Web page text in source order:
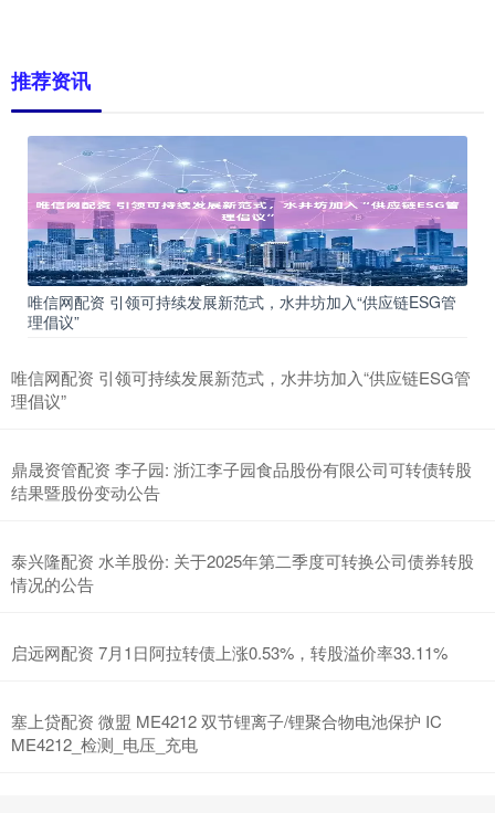
推荐资讯
唯信网配资 引领可持续发展新范式，水井坊加入“供应链ESG管
理倡议”
唯信网配资 引领可持续发展新范式，水井坊加入“供应链ESG管
理倡议”
鼎晟资管配资 李子园: 浙江李子园食品股份有限公司可转债转股
结果暨股份变动公告
泰兴隆配资 水羊股份: 关于2025年第二季度可转换公司债券转股
情况的公告
启远网配资 7月1日阿拉转债上涨0.53%，转股溢价率33.11%
塞上贷配资 微盟 ME4212 双节锂离子/锂聚合物电池保护 IC
ME4212_检测_电压_充电